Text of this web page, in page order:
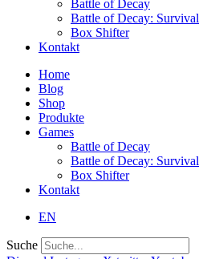
Battle of Decay
Battle of Decay: Survival
Box Shifter
Kontakt
Home
Blog
Shop
Produkte
Games
Battle of Decay
Battle of Decay: Survival
Box Shifter
Kontakt
EN
Suche